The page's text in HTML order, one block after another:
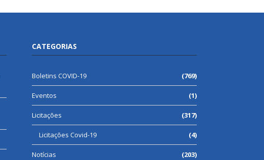
CATEGORIAS
Boletins COVID-19 (769)
Eventos (1)
Licitações (317)
Licitações Covid-19 (4)
Notícias (203)